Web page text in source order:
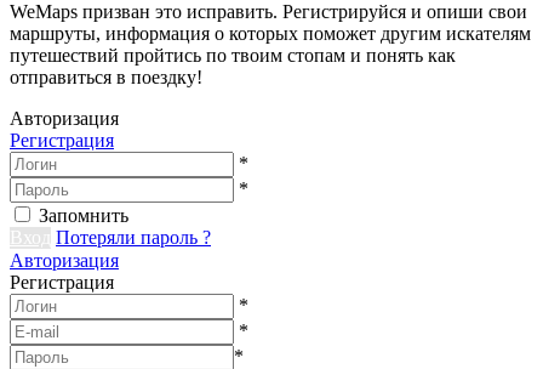
WeMaps призван это исправить. Регистрируйся и опиши свои
маршруты, информация о которых поможет другим искателям
путешествий пройтись по твоим стопам и понять как
отправиться в поездку!
Авторизация
Регистрация
*
*
Запомнить
Вход Потеряли пароль ?
Авторизация
Регистрация
*
*
*